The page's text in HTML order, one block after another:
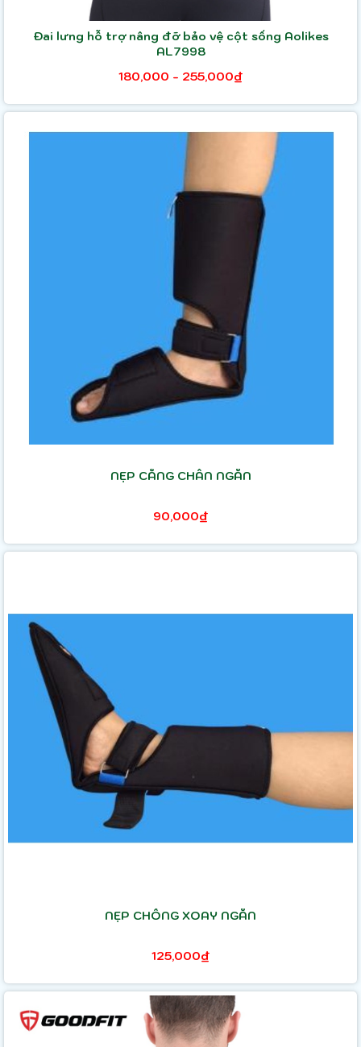
Đai lưng hỗ trợ nâng đỡ bảo vệ cột sống Aolikes
AL7998
180,000 - 255,000₫
NẸP CẲNG CHÂN NGẮN
90,000₫
NẸP CHỐNG XOAY NGẮN
125,000₫